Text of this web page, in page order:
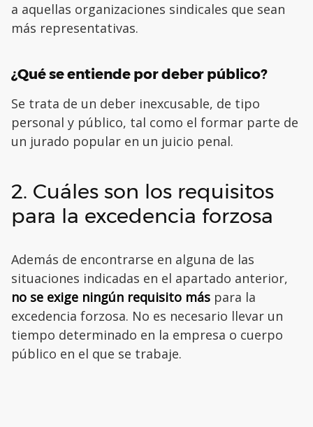
a aquellas organizaciones sindicales que sean
más representativas.
¿Qué se entiende por deber público?
Se trata de un deber inexcusable, de tipo
personal y público, tal como el formar parte de
un jurado popular en un juicio penal.
2. Cuáles son los requisitos
para la excedencia forzosa
Además de encontrarse en alguna de las
situaciones indicadas en el apartado anterior,
no se exige ningún requisito más para la
excedencia forzosa. No es necesario llevar un
tiempo determinado en la empresa o cuerpo
público en el que se trabaje.